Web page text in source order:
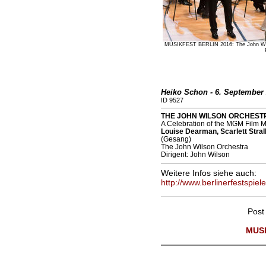
MUSIKFEST BERLIN 2016: The John
Heiko Schon - 6. September
ID 9527
THE JOHN WILSON
A Celebration of the MGM Film
Louise Dearman, Scarlett
(Gesang)
The John Wilson Orchestra
Dirigent: John Wilson
Weitere Infos siehe auch:
http://